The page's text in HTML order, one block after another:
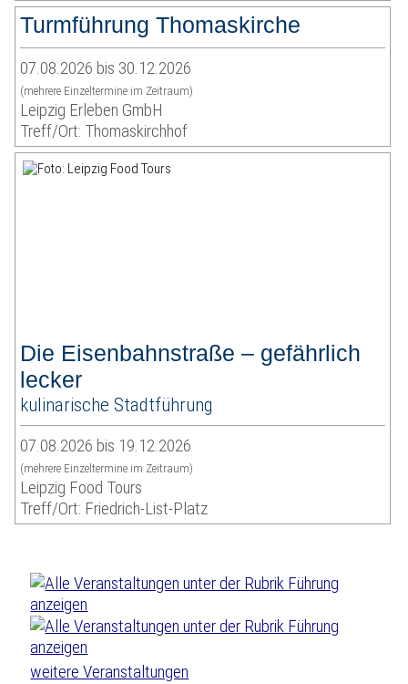
Turmführung Thomaskirche
07.08.2026 bis 30.12.2026
(mehrere Einzeltermine im Zeitraum)
Leipzig Erleben GmbH
Treff/Ort: Thomaskirchhof
Die Eisenbahnstraße – gefährlich
lecker
kulinarische Stadtführung
07.08.2026 bis 19.12.2026
(mehrere Einzeltermine im Zeitraum)
Leipzig Food Tours
Treff/Ort: Friedrich-List-Platz
weitere Veranstaltungen